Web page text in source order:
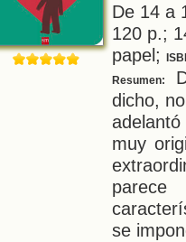
De 14 a
120 p.;
papel;
Resumen:
dicho,
muy
se